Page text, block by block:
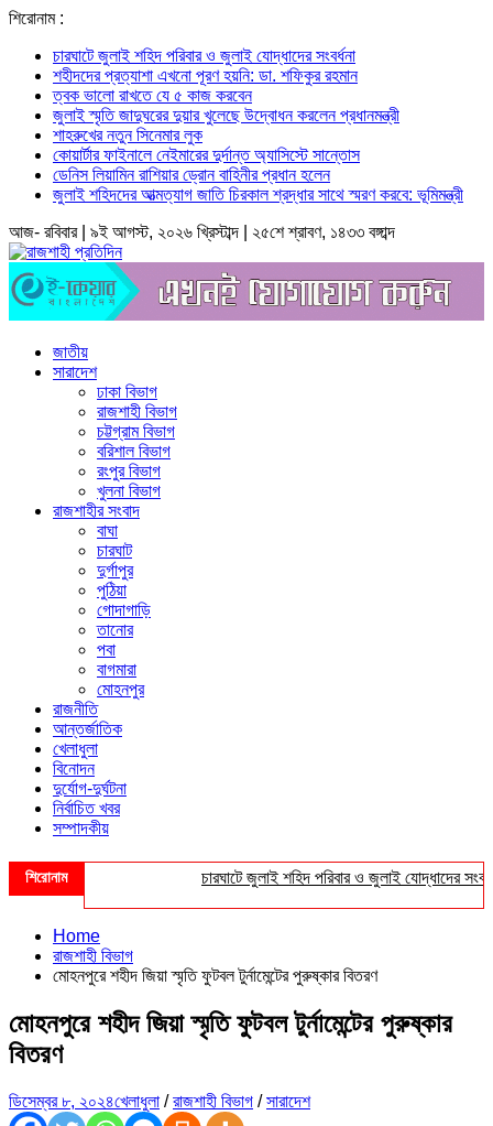
শিরোনাম :
চারঘাটে জুলাই শহিদ পরিবার ও জুলাই যোদ্ধাদের সংবর্ধনা
শহীদদের প্রত্যাশা এখনো পূরণ হয়নি: ডা. শফিকুর রহমান
ত্বক ভালো রাখতে যে ৫ কাজ করবেন
জুলাই স্মৃতি জাদুঘরের দুয়ার খুলেছে উদ্বোধন করলেন প্রধানমন্ত্রী
শাহরুখের নতুন সিনেমার লুক
কোয়ার্টার ফাইনালে নেইমারের দুর্দান্ত অ্যাসিস্টে সান্তোস
ডেনিস লিয়ামিন রাশিয়ার ড্রোন বাহিনীর প্রধান হলেন
জুলাই শহিদদের আত্মত্যাগ জাতি চিরকাল শ্রদ্ধার সাথে স্মরণ করবে: ভূমিমন্ত্রী
আজ- রবিবার | ৯ই আগস্ট, ২০২৬ খ্রিস্টাব্দ | ২৫শে শ্রাবণ, ১৪৩৩ বঙ্গাব্দ
জাতীয়
সারাদেশ
ঢাকা বিভাগ
রাজশাহী বিভাগ
চট্টগ্রাম বিভাগ
বরিশাল বিভাগ
রংপুর বিভাগ
খুলনা বিভাগ
রাজশাহীর সংবাদ
বাঘা
চারঘাট
দুর্গাপুর
পুঠিয়া
গোদাগাড়ি
তানোর
পবা
বাগমারা
মোহনপুর
রাজনীতি
আন্তর্জাতিক
খেলাধুলা
বিনোদন
দুর্যোগ-দুর্ঘটনা
নির্বাচিত খবর
সম্পাদকীয়
শিরোনাম চারঘাটে জুলাই শহিদ পরিবার ও জুলাই যোদ্ধাদের সংবর্ধনা
Home
রাজশাহী বিভাগ
মোহনপুরে শহীদ জিয়া স্মৃতি ফুটবল টুর্নামেন্টের পুরুষ্কার বিতরণ
মোহনপুরে শহীদ জিয়া স্মৃতি ফুটবল টুর্নামেন্টের পুরুষ্কার
বিতরণ
ডিসেম্বর ৮, ২০২৪খেলাধুলা /রাজশাহী বিভাগ /সারাদেশ